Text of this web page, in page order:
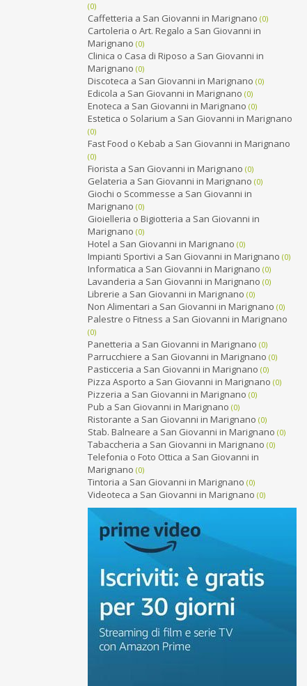
(0)
Caffetteria a San Giovanni in Marignano (0)
Cartoleria o Art. Regalo a San Giovanni in
Marignano (0)
Clinica o Casa di Riposo a San Giovanni in
Marignano (0)
Discoteca a San Giovanni in Marignano (0)
Edicola a San Giovanni in Marignano (0)
Enoteca a San Giovanni in Marignano (0)
Estetica o Solarium a San Giovanni in Marignano
(0)
Fast Food o Kebab a San Giovanni in Marignano
(0)
Fiorista a San Giovanni in Marignano (0)
Gelateria a San Giovanni in Marignano (0)
Giochi o Scommesse a San Giovanni in
Marignano (0)
Gioielleria o Bigiotteria a San Giovanni in
Marignano (0)
Hotel a San Giovanni in Marignano (0)
Impianti Sportivi a San Giovanni in Marignano (0)
Informatica a San Giovanni in Marignano (0)
Lavanderia a San Giovanni in Marignano (0)
Librerie a San Giovanni in Marignano (0)
Non Alimentari a San Giovanni in Marignano (0)
Palestre o Fitness a San Giovanni in Marignano
(0)
Panetteria a San Giovanni in Marignano (0)
Parrucchiere a San Giovanni in Marignano (0)
Pasticceria a San Giovanni in Marignano (0)
Pizza Asporto a San Giovanni in Marignano (0)
Pizzeria a San Giovanni in Marignano (0)
Pub a San Giovanni in Marignano (0)
Ristorante a San Giovanni in Marignano (0)
Stab. Balneare a San Giovanni in Marignano (0)
Tabaccheria a San Giovanni in Marignano (0)
Telefonia o Foto Ottica a San Giovanni in
Marignano (0)
Tintoria a San Giovanni in Marignano (0)
Videoteca a San Giovanni in Marignano (0)